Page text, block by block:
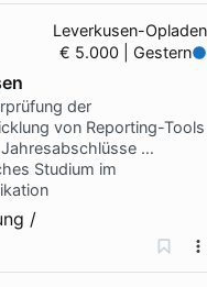
Leverkusen-Opladen
€ 5.000 | Gestern
der
von Reporting-Tools
…
Studium im
/